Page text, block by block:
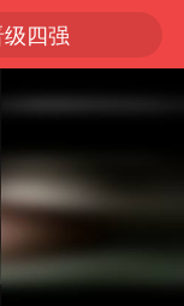
四强
新疆优化调整景区内自驾服务费